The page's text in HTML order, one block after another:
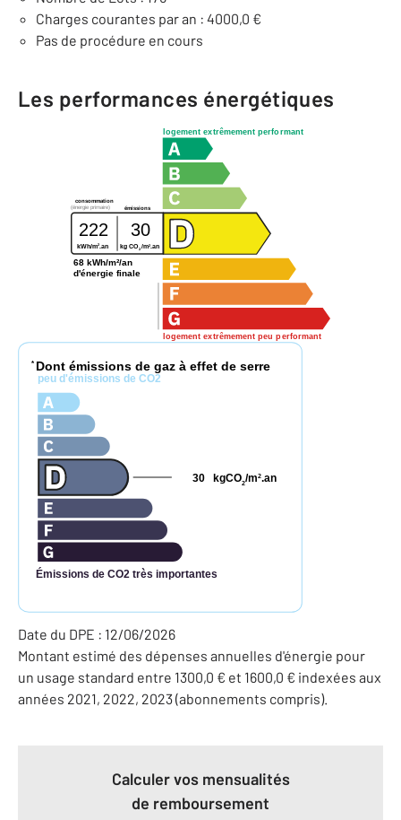
Charges courantes par an : 4000,0 €
Pas de procédure en cours
Les performances énergétiques
logement extrêmement performant
logement extrêmement peu performant
consommation
émissions
(énergie primaire)
222 30
kWh/m2.an kg CO2 /m2 .an
68 kWh/m²/an
d'énergie finale
* Dont émissions de gaz à effet de serre
peu d'émissions de CO2
Émissions de CO2 très importantes
kgCO2/m2.an
30
Date du DPE : 12/06/2026
Montant estimé des dépenses annuelles d'énergie pour
un usage standard entre 1300,0 € et 1600,0 € indexées aux
années 2021, 2022, 2023 (abonnements compris).
Calculer vos mensualités
de remboursement